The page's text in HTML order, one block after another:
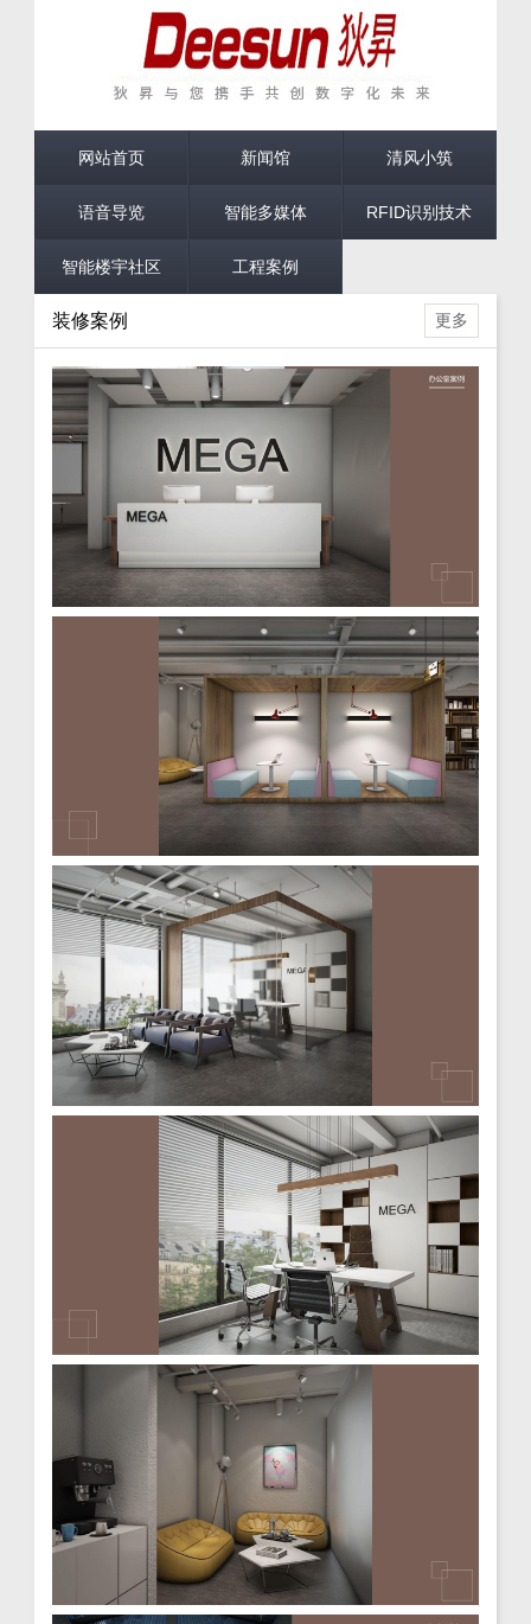
网站首页 新闻馆 清风小筑
语音导览 智能多媒体 RFID识别技术
智能楼宇社区 工程案例
更多
装修案例